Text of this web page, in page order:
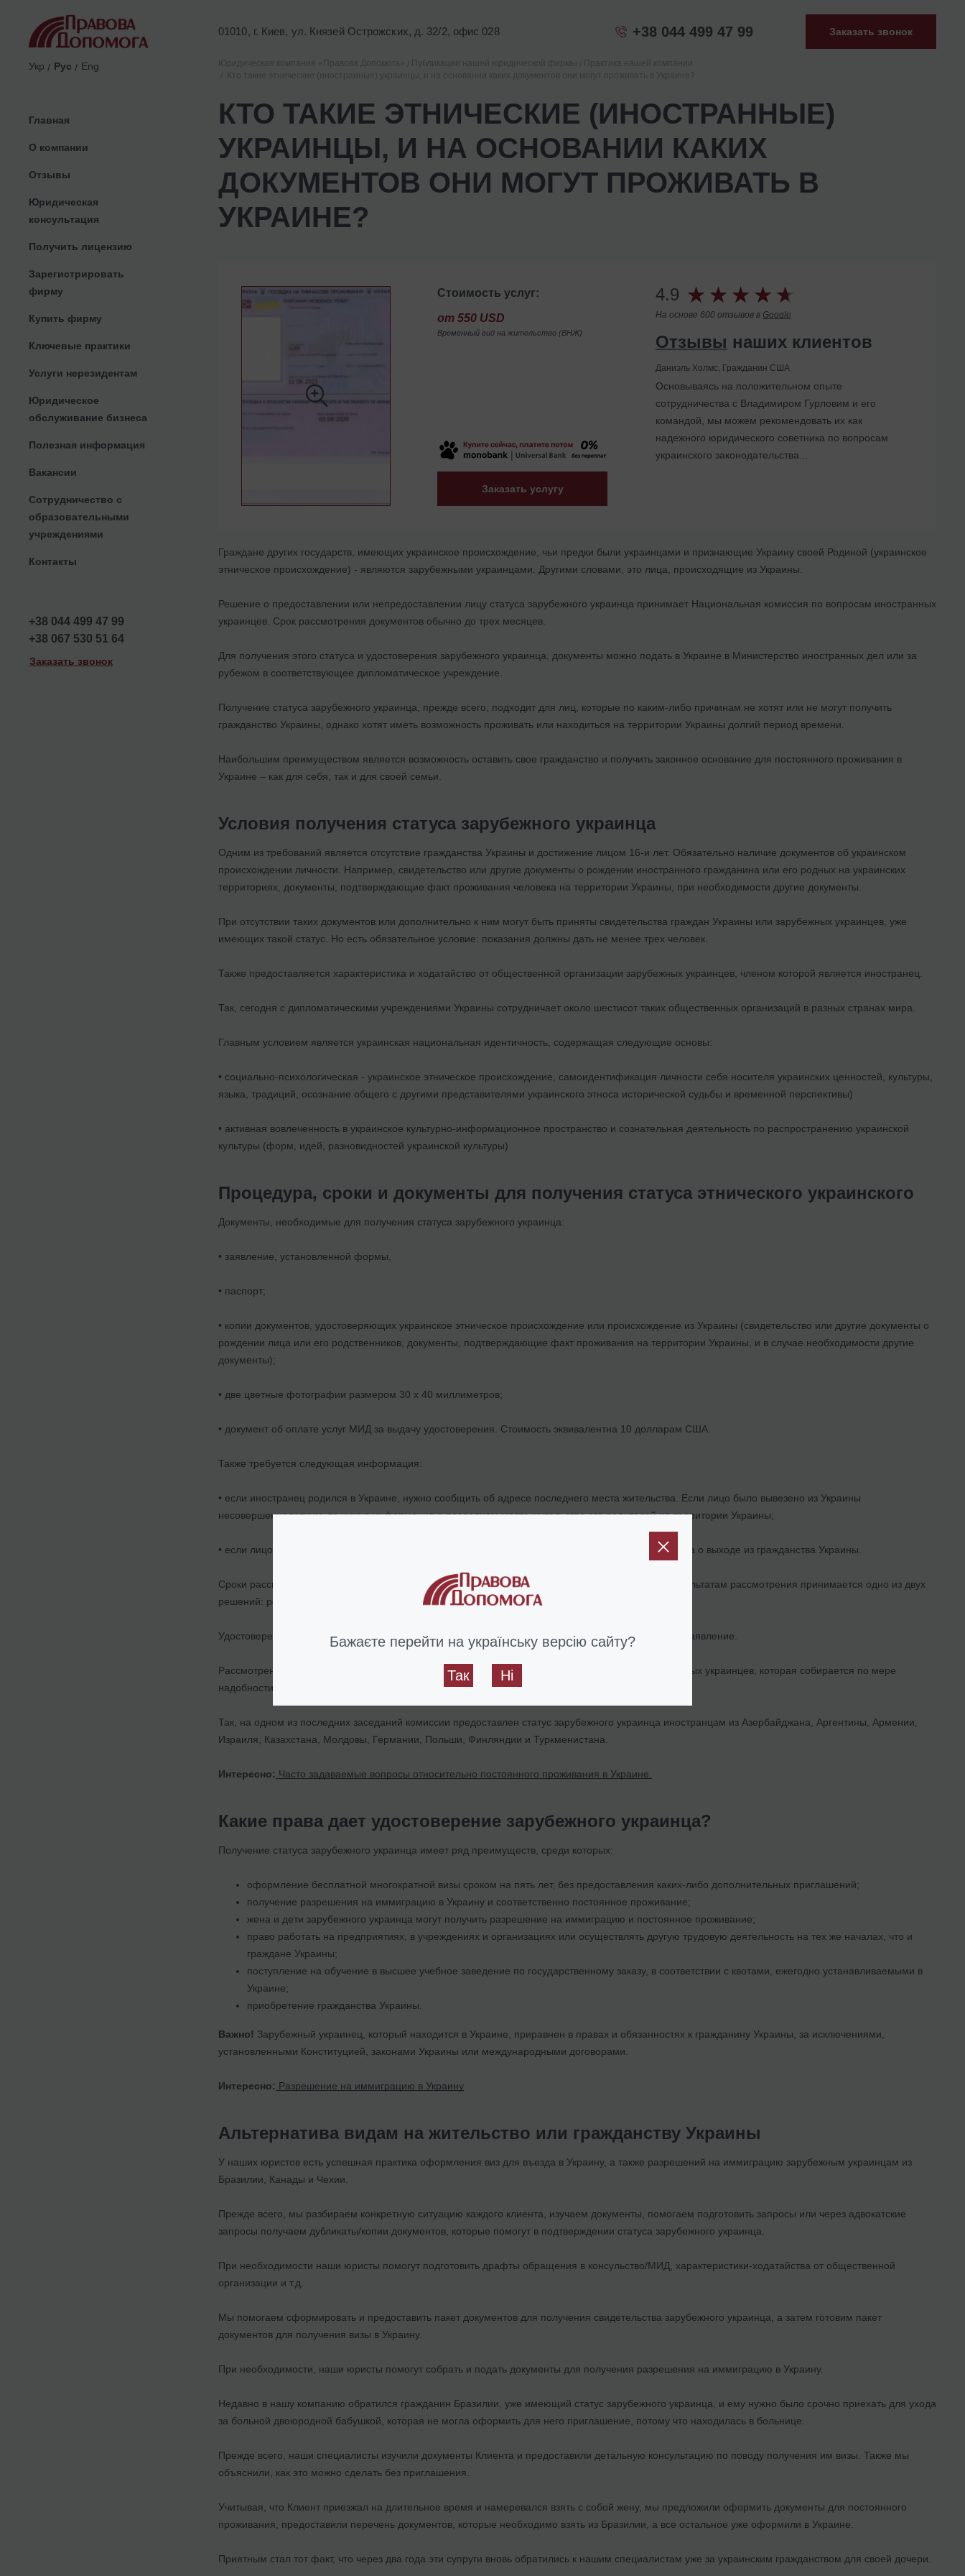
01010, г. Киев, ул. Князей Острожских, д. 32/2, офис 028 +38 044 499 47 99 Заказать звонок
Укр Рус Eng
Главная
О компании
Отзывы
Юридическая
консультация
Получить лицензию
Зарегистрировать
фирму
Купить фирму
Ключевые практики
Услуги нерезидентам
Юридическое
обслуживание бизнеса
Полезная информация
Вакансии
Сотрудничество с
образовательными
учреждениями
Контакты
+38 044 499 47 99
+38 067 530 51 64
Заказать звонок
КТО ТАКИЕ ЭТНИЧЕСКИЕ (ИНОСТРАННЫЕ)
УКРАИНЦЫ, И НА ОСНОВАНИИ КАКИХ
ДОКУМЕНТОВ ОНИ МОГУТ ПРОЖИВАТЬ В
УКРАИНЕ?
Стоимость услуг:
от 550 USD
Временный вид на жительство (ВНЖ)
Заказать услугу
4.9
На основе 600 отзывов в Google
Отзывы наших клиентов
Даниэль Холмс, Гражданин США
Основываясь на положительном опыте
сотрудничества с Владимиром Гурловим и его
командой, мы можем рекомендовать их как
надежного юридического советника по вопросам
украинского законодательства...
Граждане других государств, имеющих украинское происхождение, чьи предки были украинцами и признающие Украину своей Родиной (украинское
этническое происхождение) - являются зарубежными украинцами. Другими словами, это лица, происходящие из Украины.
Решение о предоставлении или непредоставлении лицу статуса зарубежного украинца принимает Национальная комиссия по вопросам иностранных
украинцев. Срок рассмотрения документов обычно до трех месяцев.
Для получения этого статуса и удостоверения зарубежного украинца, документы можно подать в Украине в Министерство иностранных дел или за
рубежом в соответствующее дипломатическое учреждение.
Получение статуса зарубежного украинца, прежде всего, подходит для лиц, которые по каким-либо причинам не хотят или не могут получить
гражданство Украины, однако хотят иметь возможность проживать или находиться на территории Украины долгий период времени.
Наибольшим преимуществом является возможность оставить свое гражданство и получить законное основание для постоянного проживания в
Украине – как для себя, так и для своей семьи.
Условия получения статуса зарубежного украинца
Одним из требований является отсутствие гражданства Украины и достижение лицом 16-и лет. Обязательно наличие документов об украинском
происхождении личности. Например, свидетельство или другие документы о рождении иностранного гражданина или его родных на украинских
территориях, документы, подтверждающие факт проживания человека на территории Украины, при необходимости другие документы.
При отсутствии таких документов или дополнительно к ним могут быть приняты свидетельства граждан Украины или зарубежных украинцев, уже
имеющих такой статус. Но есть обязательное условие: показания должны дать не менее трех человек.
Также предоставляется характеристика и ходатайство от общественной организации зарубежных украинцев, членом которой является иностранец.
Так, сегодня с дипломатическими учреждениями Украины сотрудничает около шестисот таких общественных организаций в разных странах мира.
Главным условием является украинская национальная идентичность, содержащая следующие основы:
• социально-психологическая - украинское этническое происхождение, самоидентификация личности себя носителя украинских ценностей, культуры,
языка, традиций, осознание общего с другими представителями украинского этноса исторической судьбы и временной перспективы)
• активная вовлеченность в украинское культурно-информационное пространство и сознательная деятельность по распространению украинской
культуры (форм, идей, разновидностей украинской культуры)
Процедура, сроки и документы для получения статуса этнического украинского
Документы, необходимые для получения статуса зарубежного украинца:
• заявление, установленной формы,
• паспорт;
• копии документов, удостоверяющих украинское этническое происхождение или происхождение из Украины (свидетельство или другие документы о
рождении лица или его родственников, документы, подтверждающие факт проживания на территории Украины, и в случае необходимости другие
документы);
• две цветные фотографии размером 30 х 40 миллиметров;
• документ об оплате услуг МИД за выдачу удостоверения. Стоимость эквивалентна 10 долларам США.
Также требуется следующая информация:
• если иностранец родился в Украине, нужно сообщить об адресе последнего места жительства. Если лицо было вывезено из Украины
несовершеннолетним, то нужна информация о последнем месте жительства его родителей на территории Украины;
• если лицо ранее находилось в гражданстве Украины, то требуется номер и дата Указа Президента о выходе из гражданства Украины.
Сроки рассмотрения заявления на получение статуса зарубежного украинца – до 90 дней. По результатам рассмотрения принимается одно из двух
решений: решение о предоставлении или отказе в предоставлении такого статуса.
Удостоверение выдается сроком на 10 лет с последующей перерегистрацией, для чего подается заявление.
Рассмотрение документов и выдачу удостоверения осуществляет комиссия по вопросам зарубежных украинцев, которая собирается по мере
надобности, но не реже одного раза в три месяца.
Так, на одном из последних заседаний комиссии предоставлен статус зарубежного украинца иностранцам из Азербайджана, Аргентины, Армении,
Израиля, Казахстана, Молдовы, Германии, Польши, Финляндии и Туркменистана.
Интересно: Часто задаваемые вопросы относительно постоянного проживания в Украине.
Какие права дает удостоверение зарубежного украинца?
Получение статуса зарубежного украинца имеет ряд преимуществ, среди которых:
оформление бесплатной многократной визы сроком на пять лет, без предоставления каких-либо дополнительных приглашений;
получение разрешения на иммиграцию в Украину и соответственно постоянное проживание;
жена и дети зарубежного украинца могут получить разрешение на иммиграцию и постоянное проживание;
право работать на предприятиях, в учреждениях и организациях или осуществлять другую трудовую деятельность на тех же началах, что и
граждане Украины;
поступление на обучение в высшее учебное заведение по государственному заказу, в соответствии с квотами, ежегодно устанавливаемыми в
Украине;
приобретение гражданства Украины.
Важно! Зарубежный украинец, который находится в Украине, приравнен в правах и обязанностях к гражданину Украины, за исключениями,
установленными Конституцией, законами Украины или международными договорами.
Интересно: Разрешение на иммиграцию в Украину
Альтернатива видам на жительство или гражданству Украины
У наших юристов есть успешная практика оформления виз для въезда в Украину, а также разрешений на иммиграцию зарубежным украинцам из
Бразилии, Канады и Чехии.
Прежде всего, мы разбираем конкретную ситуацию каждого клиента, изучаем документы, помогаем подготовить запросы или через адвокатские
запросы получаем дубликаты/копии документов, которые помогут в подтверждении статуса зарубежного украинца.
При необходимости наши юристы помогут подготовить драфты обращения в консульство/МИД, характеристики-ходатайства от общественной
организации и т.д.
Мы помогаем сформировать и предоставить пакет документов для получения свидетельства зарубежного украинца, а затем готовим пакет
документов для получения визы в Украину.
При необходимости, наши юристы помогут собрать и подать документы для получения разрешения на иммиграцию в Украину.
Недавно в нашу компанию обратился гражданин Бразилии, уже имеющий статус зарубежного украинца, и ему нужно было срочно приехать для ухода
за больной двоюродной бабушкой, которая не могла оформить для него приглашение, потому что находилась в больнице.
Прежде всего, наши специалисты изучили документы Клиента и предоставили детальную консультацию по поводу получения им визы. Также мы
объяснили, как это можно сделать без приглашения.
Учитывая, что Клиент приезжал на длительное время и намеревался взять с собой жену, мы предложили оформить документы для постоянного
проживания, предоставили перечень документов, которые необходимо взять из Бразилии, а все остальное уже оформили в Украине.
Приятным стал тот факт, что через два года эти супруги вновь обратились к нашим специалистам уже за украинским гражданством для своей дочери.
Бажаєте перейти на українську версію сайту?
Так Ні